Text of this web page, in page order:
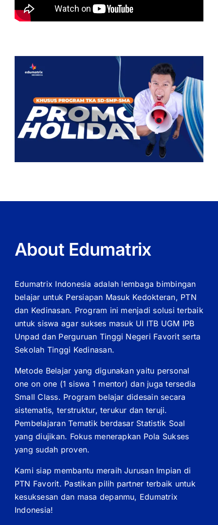
About Edumatrix
Edumatrix Indonesia adalah lembaga bimbingan
belajar untuk Persiapan Masuk Kedokteran, PTN
dan Kedinasan. Program ini menjadi solusi terbaik
untuk siswa agar sukses masuk UI ITB UGM IPB
Unpad dan Perguruan Tinggi Negeri Favorit serta
Sekolah Tinggi Kedinasan.
Metode Belajar yang digunakan yaitu personal
one on one (1 siswa 1 mentor) dan juga tersedia
Small Class. Program belajar didesain secara
sistematis, terstruktur, terukur dan teruji.
Pembelajaran Tematik berdasar Statistik Soal
yang diujikan. Fokus menerapkan Pola Sukses
yang sudah proven.
Kami siap membantu meraih Jurusan Impian di
PTN Favorit. Pastikan pilih partner terbaik untuk
kesuksesan dan masa depanmu, Edumatrix
Indonesia!